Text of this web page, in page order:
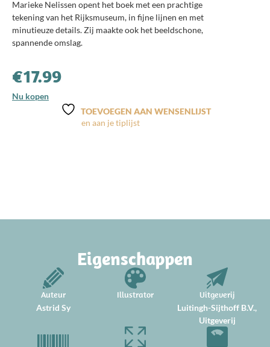
Marieke Nelissen opent het boek met een prachtige
tekening van het Rijksmuseum, in fijne lijnen en met
minutieuze details. Zij maakte ook het beeldschone,
spannende omslag.
€17.99
Nu kopen
TOEVOEGEN AAN WENSENLIJST
Eigenschappen
Auteur
Astrid Sy
Illustrator Uitgeverij
Luitingh-Sijthoff B.V.,
Uitgeverij